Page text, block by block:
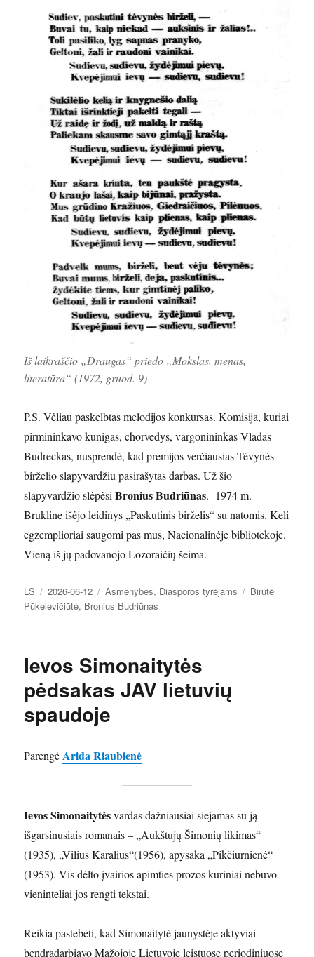
Iš laikraščio „Draugas“ priedo „Mokslas, menas,
literatūra“ (1972, gruod. 9)
P.S. Vėliau paskelbtas melodijos konkursas. Komisija, kuriai
pirmininkavo kunigas, chorvedys, vargonininkas Vladas
Budreckas, nusprendė, kad premijos verčiausias Tėvynės
birželio slapyvardžiu pasirašytas darbas. Už šio
slapyvardžio slėpėsiBronius Budriūnas. 1974 m.
Brukline išėjo leidinys „Paskutinis birželis“ su natomis. Keli
egzemplioriai saugomi pas mus, Nacionalinėje bibliotekoje.
Vieną iš jų padovanojo Lozoraičių šeima.
Autorius
LS Paskelbta
2026-06-12 Kategorijos
Asmenybės, Diasporos tyrėjams Žymos
Birutė
Pūkelevičiūtė, Bronius Budriūnas
Ievos Simonaitytės
pėdsakas JAV lietuvių
spaudoje
Parengė Arida Riaubienė
Ievos Simonaitytėsvardas dažniausiai siejamas su ją
išgarsinusiais romanais – „Aukštujų Šimonių likimas“
(1935), „Vilius Karalius“(1956), apysaka „Pikčiurnienė“
(1953). Vis dėlto įvairios apimties prozos kūriniai nebuvo
vieninteliai jos rengti tekstai.
Reikia pastebėti, kad Simonaitytė jaunystėje aktyviai
bendradarbiavo Mažojoje Lietuvoje leistuose periodiniuose